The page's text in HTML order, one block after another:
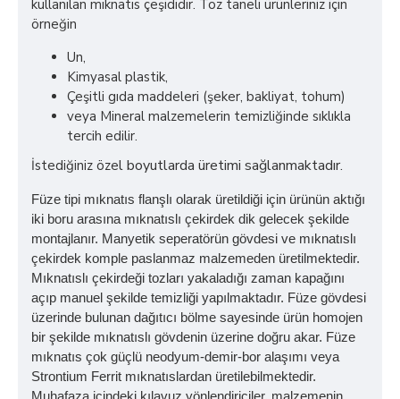
kullanılan mıknatıs çeşididir. Toz taneli ürünleriniz için
örneğin
Un,
Kimyasal plastik,
Çeşitli gıda maddeleri (şeker, bakliyat, tohum)
veya Mineral malzemelerin temizliğinde sıklıkla
tercih edilir.
İstediğiniz özel boyutlarda üretimi sağlanmaktadır.
Füze tipi mıknatıs flanşlı olarak üretildiği için ürünün aktığı
iki boru arasına mıknatıslı çekirdek dik gelecek şekilde
montajlanır. Manyetik seperatörün gövdesi ve mıknatıslı
çekirdek komple paslanmaz malzemeden üretilmektedir.
Mıknatıslı çekirdeği tozları yakaladığı zaman kapağını
açıp manuel şekilde temizliği yapılmaktadır. Füze gövdesi
üzerinde bulunan dağıtıcı bölme sayesinde ürün homojen
bir şekilde mıknatıslı gövdenin üzerine doğru akar. Füze
mıknatıs çok güçlü neodyum-demir-bor alaşımı veya
Strontium Ferrit mıknatıslardan üretilebilmektedir.